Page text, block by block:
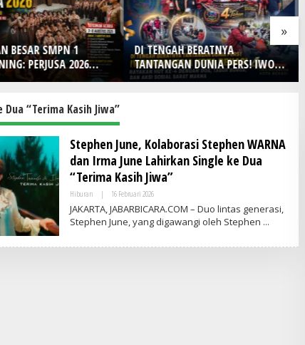
»
TENGAH BERATNYA
DUNIA PERS! IWO
Kota Bekasi Rayakan
dan Aksi Sosial Sarat
Lomba Foto LRT Hadirkan
Hadiah Menarik, Ini Syaratnya
Dua “Terima Kasih Jiwa”
Stephen June, Kolaborasi Stephen WARNA
dan Irma June Lahirkan Single ke Dua
“Terima Kasih Jiwa”
Hiburan | 16 Februari 2026O
L
E
H
JAKARTA, JABARBICARA.COM – Duo lintas generasi,
Stephen June, yang digawangi oleh Stephen